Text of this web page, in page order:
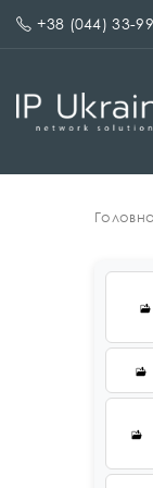
+38 (044) 33-
Головна